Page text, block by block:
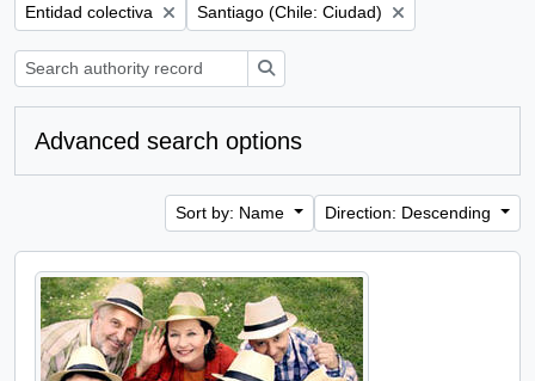
Remove filter:
Entidad colectiva Remove filter:
Santiago (Chile: Ciudad)
Advanced search options
Sort by: Name Direction: Descending